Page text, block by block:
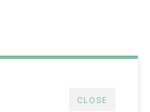
CLOSE